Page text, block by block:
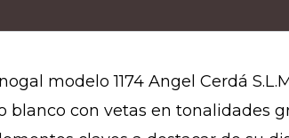
modelo 1174 Angel Cerdá
con vetas en tonalidades